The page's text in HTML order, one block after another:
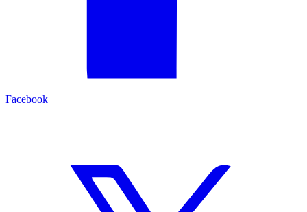
Facebook